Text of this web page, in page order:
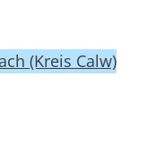
(Kreis Calw)